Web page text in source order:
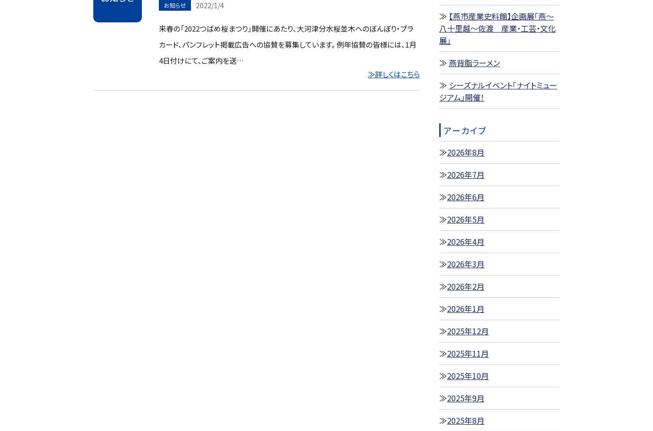
お知らせ 2022/1/4
来春の「2022つばめ桜まつり」開催にあたり、大河津分水桜並木へのぼんぼり・プラ
カード、パンフレット掲載広告への協賛を募集しています。 例年協賛の皆様には、1月
4日付けにて、ご案内を送…
≫詳しくはこちら
【燕市産業史料館】企画展「燕～
八十里越～佐渡 産業・工芸・文化
展」
燕背脂ラーメン
シーズナルイベント「ナイトミュー
ジアム」開催！
アーカイブ
2026年8月
2026年7月
2026年6月
2026年5月
2026年4月
2026年3月
2026年2月
2026年1月
2025年12月
2025年11月
2025年10月
2025年9月
2025年8月